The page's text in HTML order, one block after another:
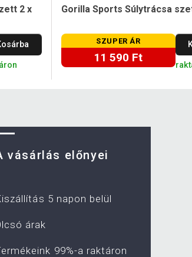
2 x
Gorilla Sports Súlytrácsa
SZUPER ÁR
11 590 Ft
vásárlás előnyei
5 napon belül
árak
99%-a raktáron